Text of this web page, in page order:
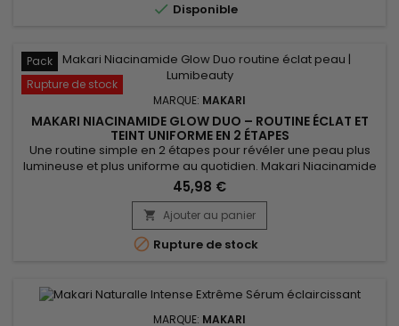
Prunus...
 Disponible
Pack
Rupture de stock
MARQUE: MAKARI
MAKARI NIACINAMIDE GLOW DUO – ROUTINE ÉCLAT ET
TEINT UNIFORME EN 2 ÉTAPES
Une routine simple en 2 étapes pour révéler une peau plus
lumineuse et plus uniforme au quotidien. Makari Niacinamide
Glow Duo associe un nettoyant et un sérum pour purifier la
peau, lisser sa texture et améliorer visiblement son
apparence. Dès les premières utilisations, la peau paraît plus
douce, plus nette et le teint plus harmonieux. Une solution...
45,98 €
 Ajouter au panier
 Rupture de stock
MARQUE: MAKARI